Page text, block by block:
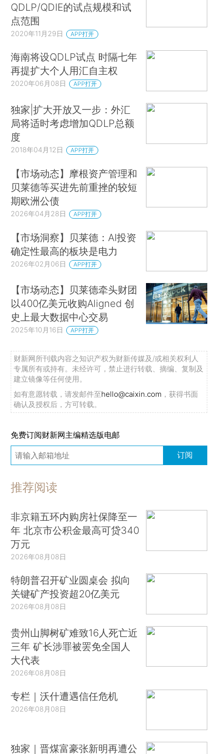
QDLP/QDIE的试点规模和试
点范围
2020年11月29日 APP打开
海南将设QDLP试点 时隔七年
再提扩大个人用汇自主权
2020年06月08日 APP打开
独家|扩大开放又一步：外汇
局将适时考虑增加QDLP总额
度
2018年04月12日 APP打开
【市场动态】摩根资产管理和
贝莱德等买进先前重挫的较短
期欧洲公债
2026年04月28日 APP打开
【市场洞察】贝莱德：AI投资
确定性最高的板块是电力
2026年02月06日 APP打开
【市场动态】贝莱德牵头财团
以400亿美元收购Aligned 创
史上最大数据中心交易
2025年10月16日 APP打开
财新网所刊载内容之知识产权为财新传媒及/或相关权利人
专属所有或持有。未经许可，禁止进行转载、摘编、复制及
建立镜像等任何使用。
如有意愿转载，请发邮件至hello@caixin.com ，获得书面
确认及授权后，方可转载。
免费订阅财新网主编精选版电邮
订阅
推荐阅读
非京籍五环内购房社保降至一
年 北京市公积金最高可贷340
万元
2026年08月08日
特朗普召开矿业圆桌会 拟向
关键矿产投资超20亿美元
2026年08月08日
贵州山脚树矿难致16人死亡近
三年 矿长涉罪被罢免全国人
大代表
2026年08月08日
专栏｜沃什遭遇信任危机
2026年08月08日
独家｜晋煤富豪张新明再遭公